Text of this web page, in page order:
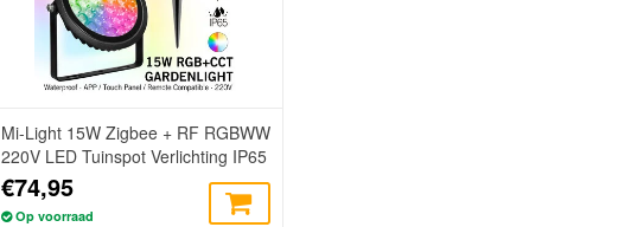
Mi-Light 15W Zigbee + RF RGBWW
220V LED Tuinspot Verlichting IP65
€74,95
Op voorraad